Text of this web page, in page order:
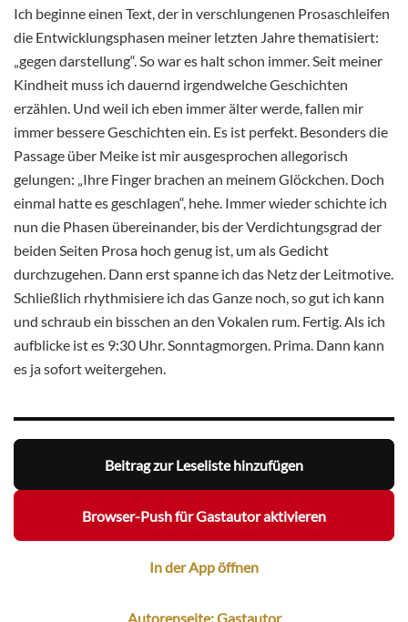
Ich beginne einen Text, der in verschlungenen Prosaschleifen
die Entwicklungsphasen meiner letzten Jahre thematisiert:
„gegen darstellung“. So war es halt schon immer. Seit meiner
Kindheit muss ich dauernd irgendwelche Geschichten
erzählen. Und weil ich eben immer älter werde, fallen mir
immer bessere Geschichten ein. Es ist perfekt. Besonders die
Passage über Meike ist mir ausgesprochen allegorisch
gelungen: „Ihre Finger brachen an meinem Glöckchen. Doch
einmal hatte es geschlagen“, hehe. Immer wieder schichte ich
nun die Phasen übereinander, bis der Verdichtungsgrad der
beiden Seiten Prosa hoch genug ist, um als Gedicht
durchzugehen. Dann erst spanne ich das Netz der Leitmotive.
Schließlich rhythmisiere ich das Ganze noch, so gut ich kann
und schraub ein bisschen an den Vokalen rum. Fertig. Als ich
aufblicke ist es 9:30 Uhr. Sonntagmorgen. Prima. Dann kann
es ja sofort weitergehen.
Beitrag zur Leseliste hinzufügen
Browser-Push für Gastautor aktivieren
In der App öffnen
Autorenseite: Gastautor